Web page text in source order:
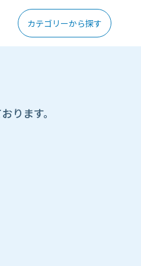
カテゴリーから探す
ります。